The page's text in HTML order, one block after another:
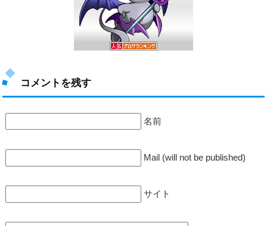
コメントを残す
名前
Mail (will not be published)
サイト